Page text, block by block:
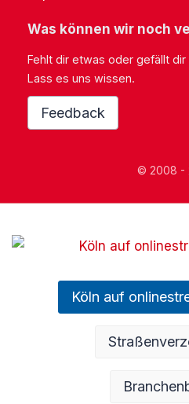
Was können wir noch
Fehlt dir etwas oder gefällt
Lass es uns wissen.
Feedback
© 2008 -
Köln auf